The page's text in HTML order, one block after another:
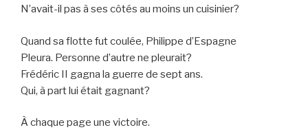
N’avait-il pas à ses côtés au moins un cuisinier?
Quand sa flotte fut coulée, Philippe d’Espagne
Pleura. Personne d’autre ne pleurait?
Frédéric II gagna la guerre de sept ans.
Qui, à part lui était gagnant?
À chaque page une victoire.